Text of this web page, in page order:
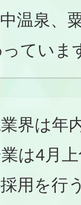
温泉、
ていま
界は年
は4月
用を行